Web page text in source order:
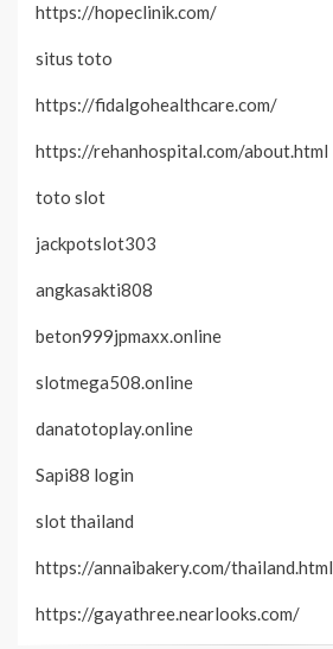
https://hopeclinik.com/
situs toto
https://fidalgohealthcare.com/
https://rehanhospital.com/about.html
toto slot
jackpotslot303
angkasakti808
beton999jpmaxx.online
slotmega508.online
danatotoplay.online
Sapi88 login
slot thailand
https://annaibakery.com/thailand.html
https://gayathree.nearlooks.com/